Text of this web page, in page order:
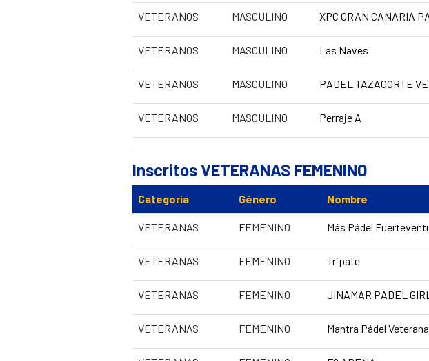
VETERANOS MASCULINO XPC GRAN CANARIA
VETERANOS MASCULINO Las Naves
VETERANOS MASCULINO PADEL TAZACORTE
VETERANOS MASCULINO Perraje A
Inscritos VETERANAS FEMENINO
Categoria Género Nombre
VETERANAS FEMENINO Más Pádel
VETERANAS FEMENINO Tripate
VETERANAS FEMENINO JINAMAR PADEL
VETERANAS FEMENINO Mantra Pádel